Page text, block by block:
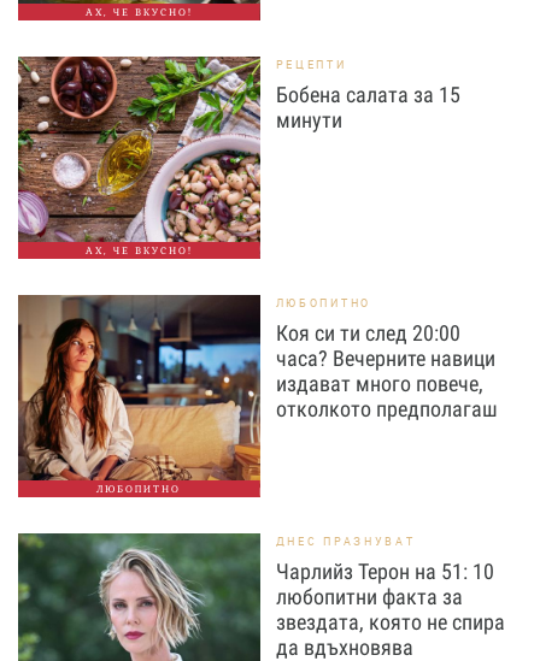
АХ, ЧЕ ВКУСНО!
АХ, ЧЕ ВКУСНО!
РЕЦЕПТИ
Бобена салата за 15
минути
ЛЮБОПИТНО
ЛЮБОПИТНО
Коя си ти след 20:00
часа? Вечерните навици
издават много повече,
отколкото предполагаш
ДНЕС ПРАЗНУВАТ
Чарлийз Терон на 51: 10
любопитни факта за
звездата, която не спира
да вдъхновява